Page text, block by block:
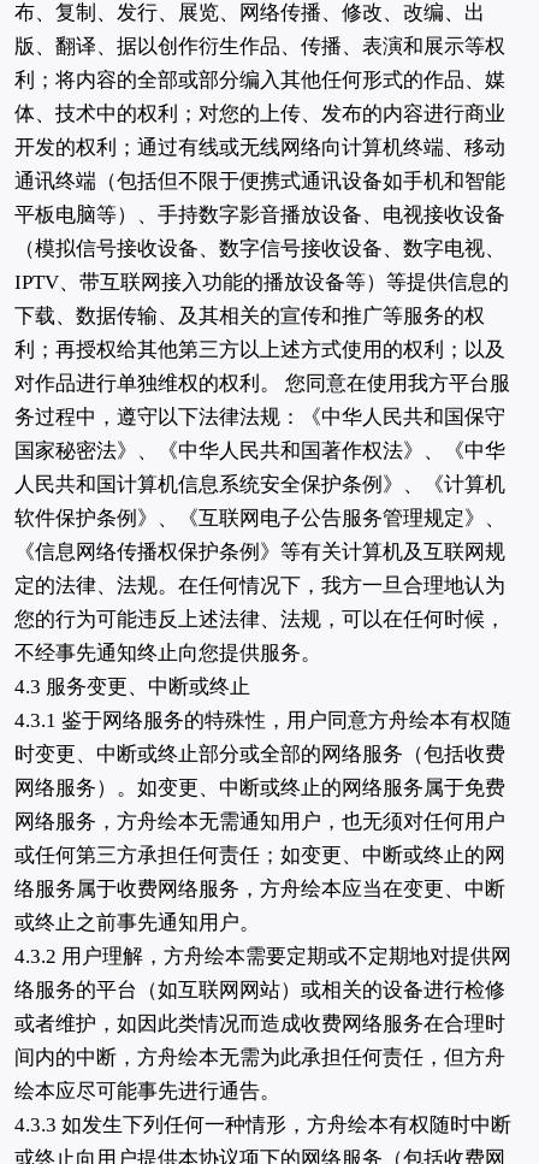
布、复制、发行、展览、网络传播、修改、改编、出
版、翻译、据以创作衍生作品、传播、表演和展示等权
利；将内容的全部或部分编入其他任何形式的作品、媒
体、技术中的权利；对您的上传、发布的内容进行商业
开发的权利；通过有线或无线网络向计算机终端、移动
通讯终端（包括但不限于便携式通讯设备如手机和智能
平板电脑等）、手持数字影音播放设备、电视接收设备
（模拟信号接收设备、数字信号接收设备、数字电视、
IPTV、带互联网接入功能的播放设备等）等提供信息的
下载、数据传输、及其相关的宣传和推广等服务的权
利；再授权给其他第三方以上述方式使用的权利；以及
对作品进行单独维权的权利。 您同意在使用我方平台服
务过程中，遵守以下法律法规：《中华人民共和国保守
国家秘密法》、《中华人民共和国著作权法》、《中华
人民共和国计算机信息系统安全保护条例》、《计算机
软件保护条例》、《互联网电子公告服务管理规定》、
《信息网络传播权保护条例》等有关计算机及互联网规
定的法律、法规。在任何情况下，我方一旦合理地认为
您的行为可能违反上述法律、法规，可以在任何时候，
不经事先通知终止向您提供服务。
4.3 服务变更、中断或终止
4.3.1 鉴于网络服务的特殊性，用户同意方舟绘本有权随
时变更、中断或终止部分或全部的网络服务（包括收费
网络服务）。如变更、中断或终止的网络服务属于免费
网络服务，方舟绘本无需通知用户，也无须对任何用户
或任何第三方承担任何责任；如变更、中断或终止的网
络服务属于收费网络服务，方舟绘本应当在变更、中断
或终止之前事先通知用户。
4.3.2 用户理解，方舟绘本需要定期或不定期地对提供网
络服务的平台（如互联网网站）或相关的设备进行检修
或者维护，如因此类情况而造成收费网络服务在合理时
间内的中断，方舟绘本无需为此承担任何责任，但方舟
绘本应尽可能事先进行通告。
4.3.3 如发生下列任何一种情形，方舟绘本有权随时中断
或终止向用户提供本协议项下的网络服务（包括收费网